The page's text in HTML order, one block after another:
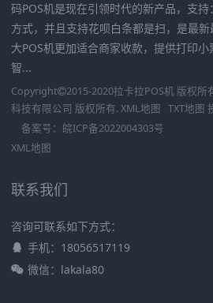
码POS机是现在引领时代的新产品，支
方式，并且支持花呗白条都是扫，是最
大POS机更加适合商家收款，提供打印
智...
Copyright 2015-2020拉卡拉POS机 版权所
科技有限公司 版权所有. XML地图 TXT地图
备案号： 皖ICP备2022004303号
XML地图
联系我们
咨询可联系如下方式：
手机：18056517119
微信：lakala80